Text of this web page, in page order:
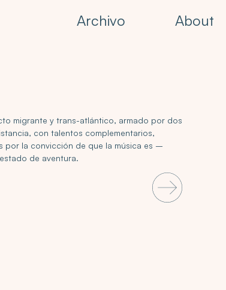
Archivo About
migrante y trans-atlántico, armado por dos
con talentos complementarios,
por la convicción de que la música es –
de aventura.